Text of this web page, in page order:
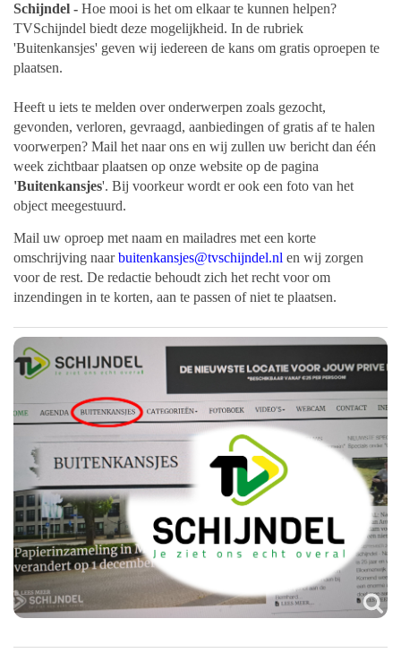
Schijndel - Hoe mooi is het om elkaar te kunnen helpen?
TVSchijndel biedt deze mogelijkheid. In de rubriek
'Buitenkansjes' geven wij iedereen de kans om gratis oproepen te
plaatsen.
Heeft u iets te melden over onderwerpen zoals gezocht,
gevonden, verloren, gevraagd, aanbiedingen of gratis af te halen
voorwerpen? Mail het naar ons en wij zullen uw bericht dan één
week zichtbaar plaatsen op onze website op de pagina
'Buitenkansjes'. Bij voorkeur wordt er ook een foto van het
object meegestuurd.
Mail uw oproep met naam en mailadres met een korte
omschrijving naarbuitenkansjes@tvschijndel.nl en wij zorgen
voor de rest. De redactie behoudt zich het recht voor om
inzendingen in te korten, aan te passen of niet te plaatsen.